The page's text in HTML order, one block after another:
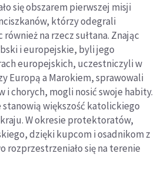
się obszarem pierwszej misji
którzy odegrali
na rzecz sułtana. Znając
i europejskie, byli jego
europejskich, uczestniczyli w
Europą a Marokiem, sprawowali
i chorych, mogli nosić swoje habity.
stanowią większość katolickiego
W okresie protektoratów,
dzięki kupcom i osadnikom z
rozprzestrzeniało się na terenie